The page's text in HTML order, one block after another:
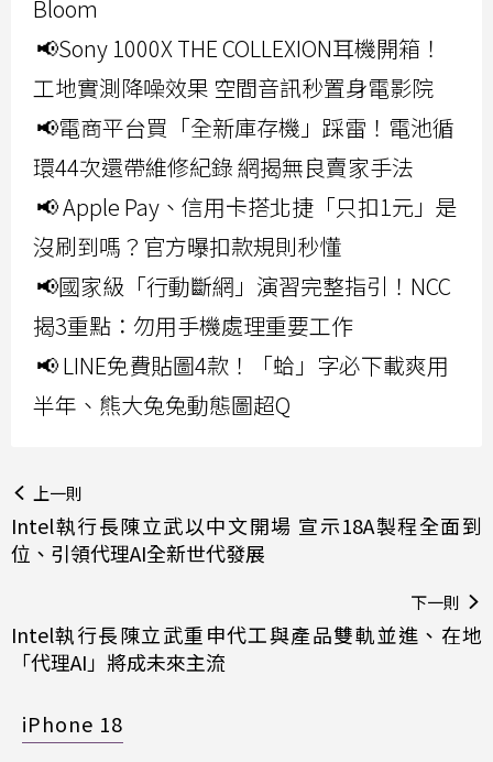
Bloom
📢Sony 1000X THE COLLEXION耳機開箱！
工地實測降噪效果 空間音訊秒置身電影院
📢電商平台買「全新庫存機」踩雷！電池循
環44次還帶維修紀錄 網揭無良賣家手法
📢 Apple Pay、信用卡搭北捷「只扣1元」是
沒刷到嗎？官方曝扣款規則秒懂
📢國家級「行動斷網」演習完整指引！NCC
揭3重點：勿用手機處理重要工作
📢 LINE免費貼圖4款！「蛤」字必下載爽用
半年、熊大兔兔動態圖超Q
上一則
Intel執行長陳立武以中文開場 宣示18A製程全面到
位、引領代理AI全新世代發展
下一則
Intel執行長陳立武重申代工與產品雙軌並進、在地
「代理AI」將成未來主流
iPhone 18